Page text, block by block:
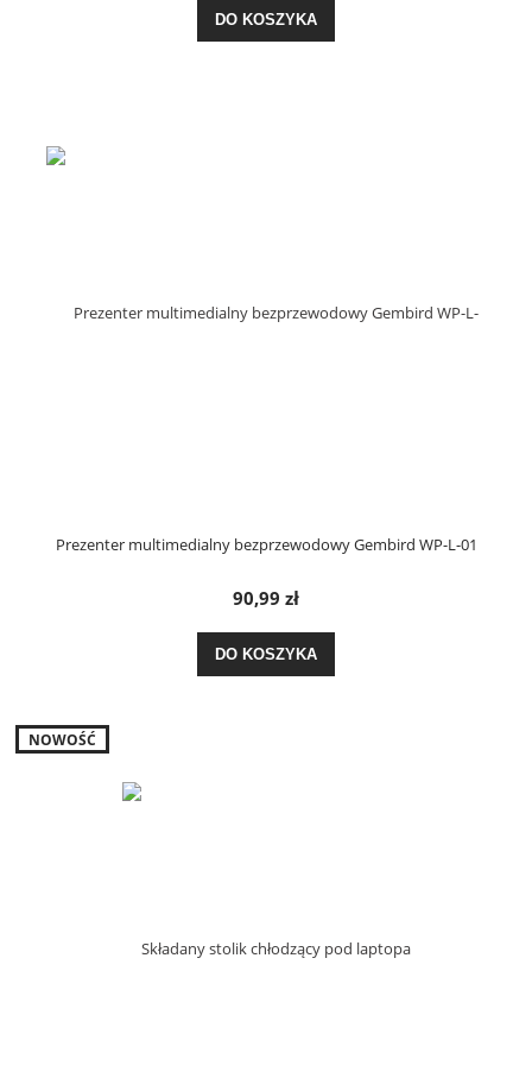
DO KOSZYKA
Prezenter multimedialny bezprzewodowy Gembird WP-L-01
90,99 zł
DO KOSZYKA
NOWOŚĆ